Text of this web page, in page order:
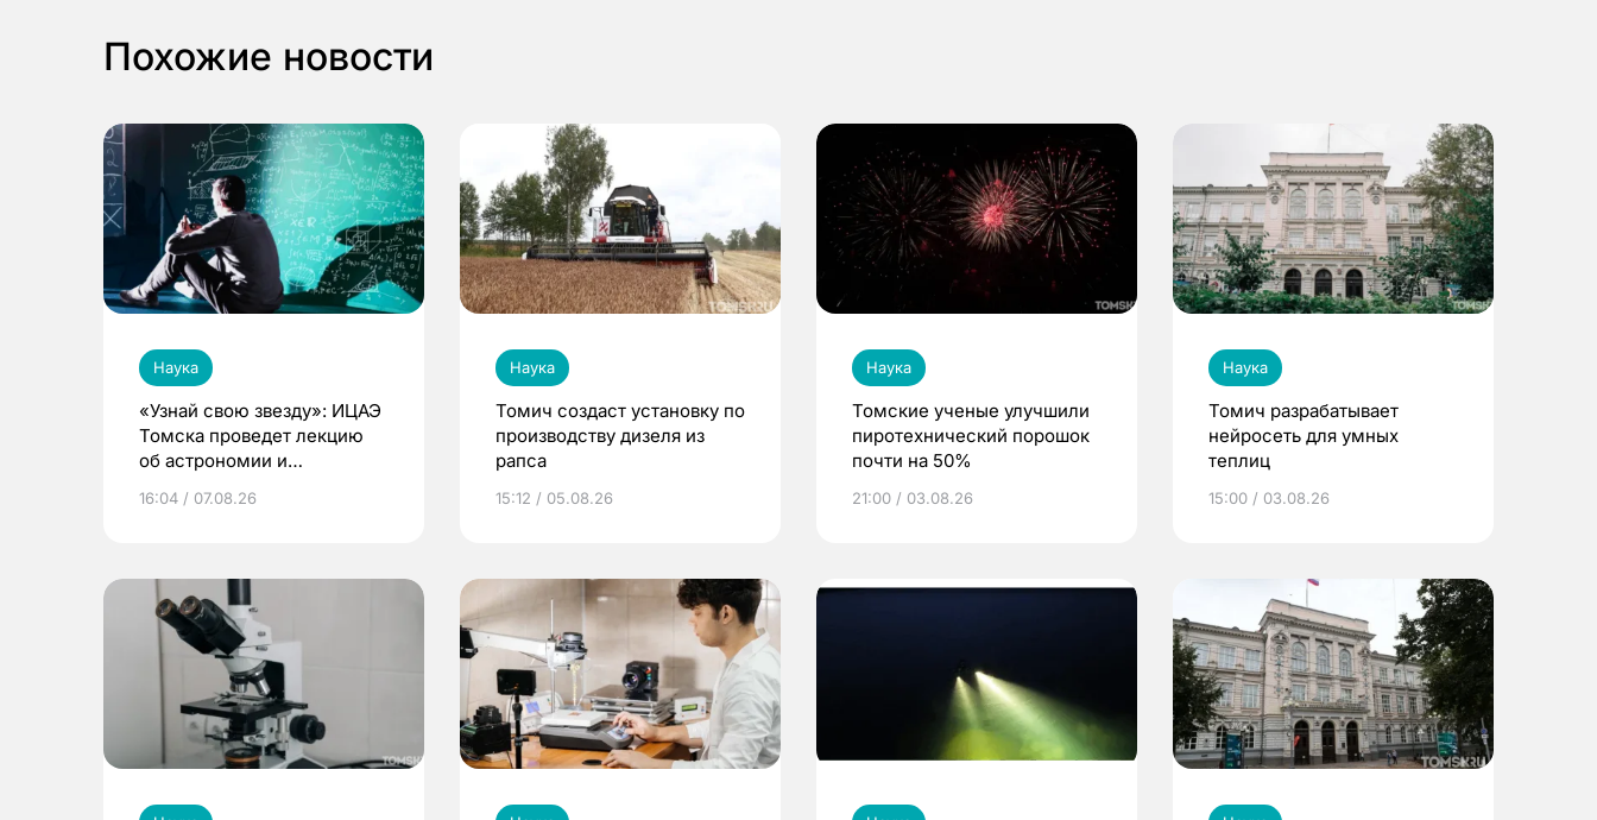
Похожие новости
Наука
«Узнай свою звезду»: ИЦАЭ
Томска проведет лекцию
об астрономии и
16:04 / 07.08.26
Наука
Томич создаст установку по
производству дизеля из
рапса
15:12 / 05.08.26
Наука
Томские ученые улучшили
пиротехнический порошок
почти на 50%
21:00 / 03.08.26
Наука
Томич разрабатывает
нейросеть для умных
теплиц
15:00 / 03.08.26